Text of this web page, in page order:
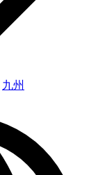
九州